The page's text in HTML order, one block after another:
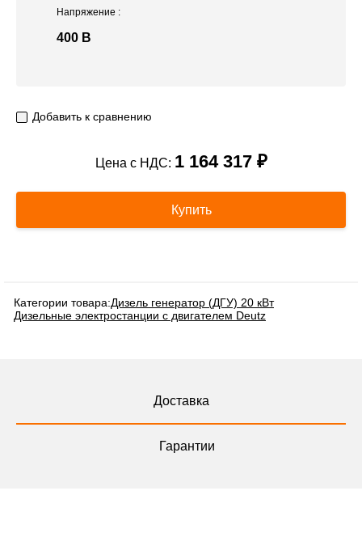
Напряжение :
400 В
Добавить к сравнению
Цена с НДС: 1 164 317 ₽
Купить
Категории товара:Дизель генератор (ДГУ) 20 кВт
Дизельные электростанции с двигателем Deutz
Доставка
Гарантии